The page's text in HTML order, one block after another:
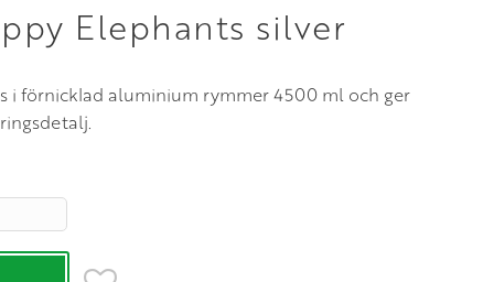
Elephants silver
i förnicklad aluminium rymmer 4500 ml och ger